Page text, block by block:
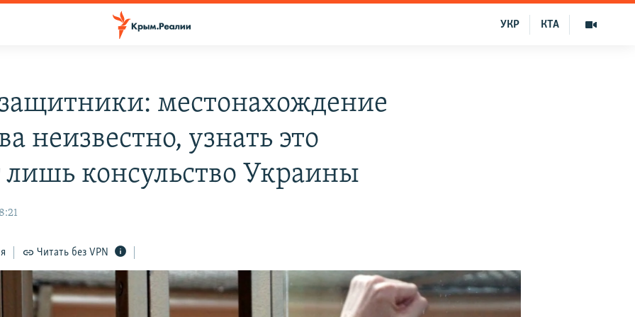
КТА
УКР
местонахождение
неизвестно, узнать это
консульство Украины
Читать без VPN